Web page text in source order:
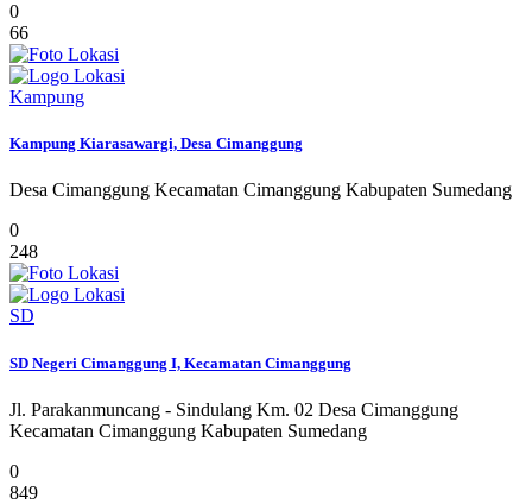
0
66
Kampung
Kampung Kiarasawargi, Desa Cimanggung
Desa Cimanggung Kecamatan Cimanggung Kabupaten Sumedang
0
248
SD
SD Negeri Cimanggung I, Kecamatan Cimanggung
Jl. Parakanmuncang - Sindulang Km. 02 Desa Cimanggung
Kecamatan Cimanggung Kabupaten Sumedang
0
849